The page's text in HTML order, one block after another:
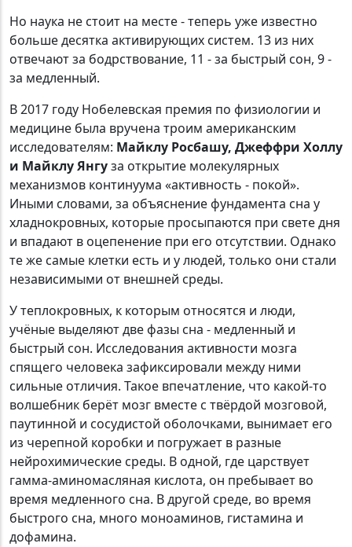
Но наука не стоит на месте - т­еперь уже известно
больше десятка активирующих систем. 13 из них
отвечают за бодрствование, 11 - за быстрый сон, 9 -
за медленный.
В 2017 году Нобелевская премия по физиологии и
медицине была вручена троим американским
исследователям: Майклу Росбашу, Джеффри Холлу
и Майклу Янгуза открытие молекулярных
механизмов континуума «активность - покой».
Иными словами, за объяснение фундамента сна у
хладнокровных, которые просыпаются при свете дня
и впадают в оцепенение при его отсутствии. Однако
те же самые клетки есть и у людей, только они стали
независимыми от внешней среды.
У теплокровных, к которым относятся и люди,
учёные выделяют две фазы сна - медленный и
быстрый сон. Исследования активности мозга
спящего человека зафиксировали между ними
сильные отличия. Такое впечатление, что какой-то
волшебник берёт мозг вместе с твёрдой мозговой,
паутинной и сосудистой оболочками, вынимает его
из черепной коробки и погружает в разные
нейрохимические среды. В одной, где царствует
гамма-аминомасляная кислота, он пребывает во
время медленного сна. В другой среде, во время
быстрого сна, много моноаминов, гистамина и
дофамина.